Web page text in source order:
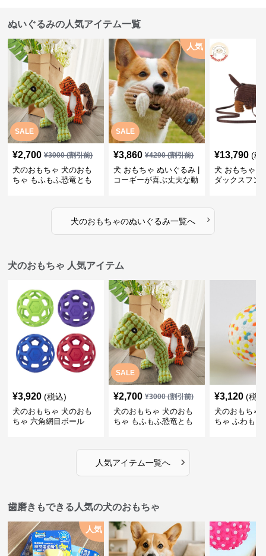
ぬいぐるみの人気アイテム一覧
SALE
¥2,700 ¥3000(割引前)
犬のおもちゃ 犬のおも
ちゃ もふもふ恐竜とも
SALE
人気
¥3,860 ¥4290(割引前)
犬 おもちゃ ぬいぐるみ |
コーギーが喜ぶ丈夫な動
¥13,790 (税
犬 おもちゃ
ダックスフン
犬のおもちゃのぬいぐるみ一覧へ ›
犬のおもちゃ 人気アイテム
¥3,920 (税込)
犬のおもちゃ 犬のおも
ちゃ 六角網目ボール
SALE
¥2,700 ¥3000(割引前)
犬のおもちゃ 犬のおも
ちゃ もふもふ恐竜とも
¥3,120 (税
犬のおもちゃ
ちゃ ふわもこ
人気アイテム一覧へ ›
歯磨きもできる人気の犬のおもちゃ
人気